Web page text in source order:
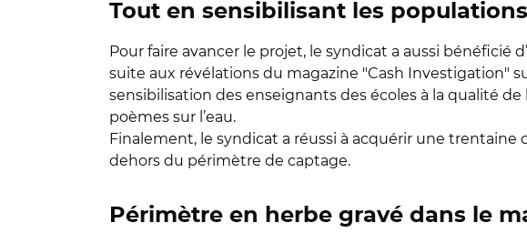
Tout en sensibilisant les populations
Pour faire avancer le projet, le syndicat a aussi bénéficié
suite aux révélations du magazine "Cash Investigation"
sensibilisation des enseignants des écoles à la qualité
poèmes sur l’eau.
Finalement, le syndicat a réussi à acquérir une trentaine
dehors du périmètre de captage.
Périmètre en herbe gravé dans le